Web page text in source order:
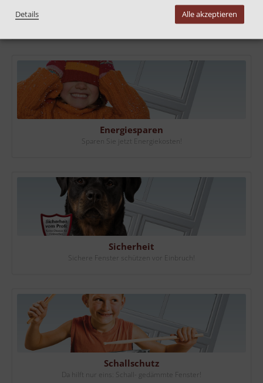
Vorteile von neuen Fenstern
Energiesparen
Sparen Sie jetzt Energiekosten!
Sicherheit
Sichere Fenster schützen vor Einbruch!
Schallschutz
Da hilft nur eins: Schall- gedämmte Fenster!
Details Alle akzeptieren